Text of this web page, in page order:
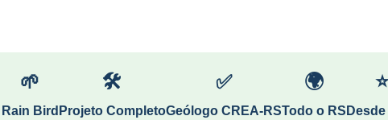
🌱
Rain Bird
🛠
Projeto Completo
✅
Geólogo CREA-RS
🌍
Todo o RS
⭐
Desde